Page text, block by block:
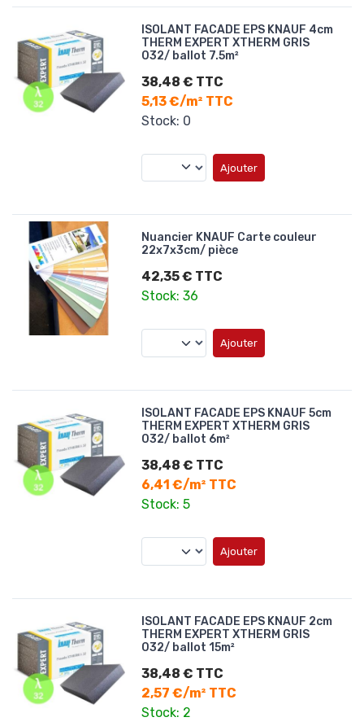
ISOLANT FACADE EPS KNAUF 4cm
THERM EXPERT XTHERM GRIS
032/ ballot 7.5m²
38,48 € TTC
5,13 €/m² TTC
Stock: 0
Ajouter
Nuancier KNAUF Carte couleur
22x7x3cm/ pièce
42,35 € TTC
Stock: 36
Ajouter
ISOLANT FACADE EPS KNAUF 5cm
THERM EXPERT XTHERM GRIS
032/ ballot 6m²
38,48 € TTC
6,41 €/m² TTC
Stock: 5
Ajouter
ISOLANT FACADE EPS KNAUF 2cm
THERM EXPERT XTHERM GRIS
032/ ballot 15m²
38,48 € TTC
2,57 €/m² TTC
Stock: 2